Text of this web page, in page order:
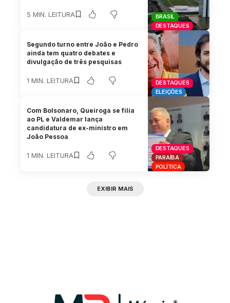
BRASIL
DESTAQUES
5 MIN. LEITURA
DESTAQUES
ELEIÇÕES
Segundo turno entre João e Pedro
ainda tem quatro debates e
divulgação de três pesquisas
1 MIN. LEITURA
DESTAQUES
PARAÍBA
POLÍTICA
Com Bolsonaro, Queiroga se filia
ao PL e Valdemar lança
candidatura de ex-ministro em
João Pessoa
1 MIN. LEITURA
EXIBIR MAIS